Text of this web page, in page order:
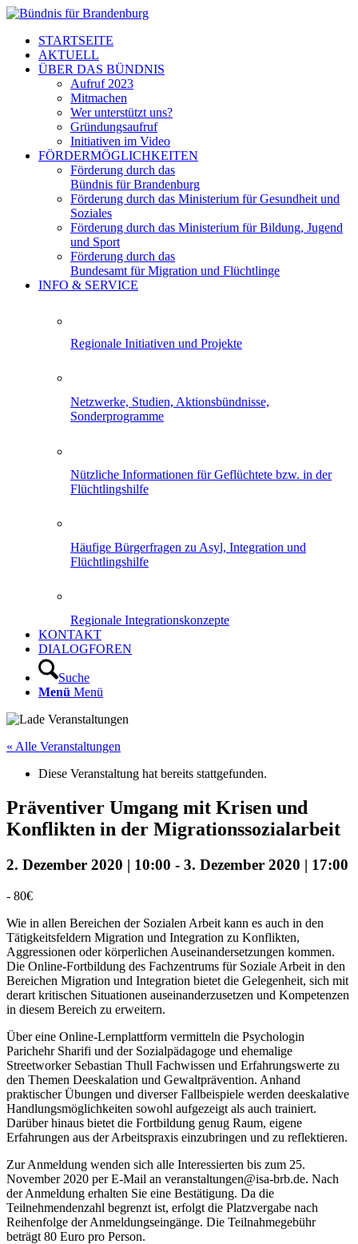
STARTSEITE
AKTUELL
ÜBER DAS BÜNDNIS
Aufruf 2023
Mitmachen
Wer unterstützt uns?
Gründungsaufruf
Initiativen im Video
FÖRDERMÖGLICHKEITEN
Förderung durch das
Bündnis für Brandenburg
Förderung durch das Ministerium für Gesundheit und
Soziales
Förderung durch das Ministerium für Bildung, Jugend
und Sport
Förderung durch das
Bundesamt für Migration und Flüchtlinge
INFO & SERVICE
Regionale Initiativen und Projekte
Netzwerke, Studien, Aktionsbündnisse,
Sonderprogramme
Nützliche Informationen für Geflüchtete bzw. in der
Flüchtlingshilfe
Häufige Bürgerfragen zu Asyl, Integration und
Flüchtlingshilfe
Regionale Integrationskonzepte
KONTAKT
DIALOGFOREN
Suche
Menü Menü
« Alle Veranstaltungen
Diese Veranstaltung hat bereits stattgefunden.
Präventiver Umgang mit Krisen und
Konflikten in der Migrationssozialarbeit
2. Dezember 2020 | 10:00 - 3. Dezember 2020 | 17:00
- 80€
Wie in allen Bereichen der Sozialen Arbeit kann es auch in den
Tätigkeitsfeldern Migration und Integration zu Konflikten,
Aggressionen oder körperlichen Auseinandersetzungen kommen.
Die Online-Fortbildung des Fachzentrums für Soziale Arbeit in den
Bereichen Migration und Integration bietet die Gelegenheit, sich mit
derart kritischen Situationen auseinanderzusetzen und Kompetenzen
in diesem Bereich zu erweitern.
Über eine Online-Lernplattform vermitteln die Psychologin
Parichehr Sharifi und der Sozialpädagoge und ehemalige
Streetworker Sebastian Thull Fachwissen und Erfahrungswerte zu
den Themen Deeskalation und Gewaltprävention. Anhand
praktischer Übungen und diverser Fallbeispiele werden deeskalative
Handlungsmöglichkeiten sowohl aufgezeigt als auch trainiert.
Darüber hinaus bietet die Fortbildung genug Raum, eigene
Erfahrungen aus der Arbeitspraxis einzubringen und zu reflektieren.
Zur Anmeldung wenden sich alle Interessierten bis zum 25.
November 2020 per E-Mail an veranstaltungen@isa-brb.de. Nach
der Anmeldung erhalten Sie eine Bestätigung. Da die
Teilnehmendenzahl begrenzt ist, erfolgt die Platzvergabe nach
Reihenfolge der Anmeldungseingänge. Die Teilnahmegebühr
beträgt 80 Euro pro Person.